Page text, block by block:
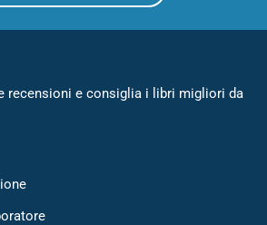
recensioni e consiglia i libri migliori da